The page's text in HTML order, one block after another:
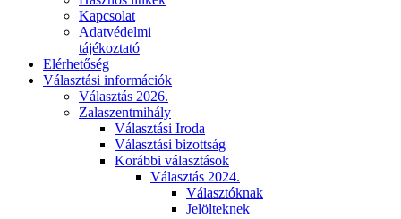
Kapcsolat
Adatvédelmi
tájékoztató
Elérhetőség
Választási információk
Választás 2026.
Zalaszentmihály
Választási Iroda
Választási bizottság
Korábbi választások
Választás 2024.
Választóknak
Jelölteknek